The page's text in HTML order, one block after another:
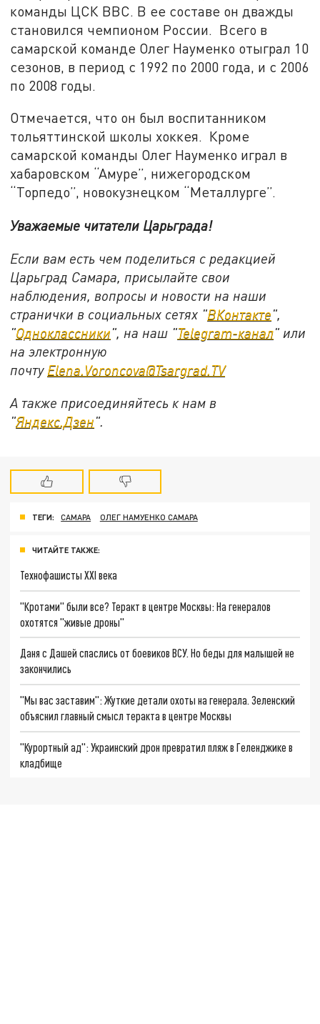
команды ЦСК ВВС. В ее составе он дважды
становился чемпионом России. Всего в
самарской команде Олег Науменко отыграл 10
сезонов, в период с 1992 по 2000 года, и с 2006
по 2008 годы.
Отмечается, что он был воспитанником
тольяттинской школы хоккея. Кроме
самарской команды Олег Науменко играл в
хабаровском “Амуре”, нижегородском
“Торпедо”, новокузнецком “Металлурге”.
Уважаемые читатели Царьграда!
Если вам есть чем поделиться с редакцией
Царьград Самара, присылайте свои
наблюдения, вопросы и новости на наши
странички в социальных сетях "ВКонтакте",
"Одноклассники", на наш "Telegram-канал" или
на электронную
почту Elena.Voroncova@Tsargrad.TV
А также присоединяйтесь к нам в
"Яндекс.Дзен".
ТЕГИ: САМАРА ОЛЕГ НАМУЕНКО САМАРА
ЧИТАЙТЕ ТАКЖЕ:
Технофашисты XXI века
"Кротами" были все? Теракт в центре Москвы: На генералов
охотятся "живые дроны"
Даня с Дашей спаслись от боевиков ВСУ. Но беды для малышей не
закончились
"Мы вас заставим": Жуткие детали охоты на генерала. Зеленский
объяснил главный смысл теракта в центре Москвы
"Курортный ад": Украинский дрон превратил пляж в Геленджике в
кладбище